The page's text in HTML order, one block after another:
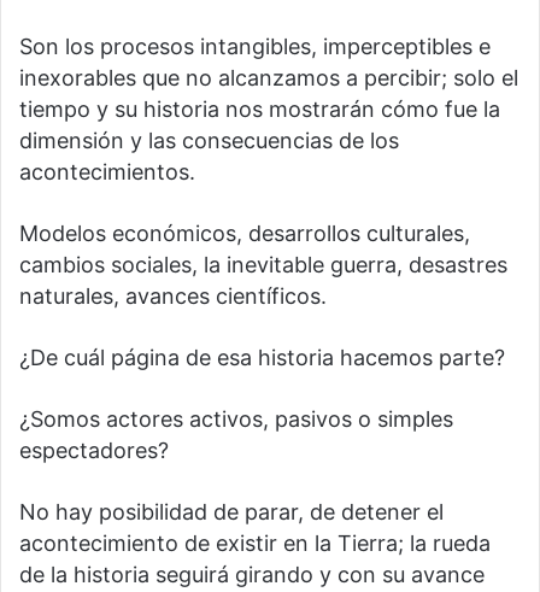
Son los procesos intangibles, imperceptibles e
inexorables que no alcanzamos a percibir; solo el
tiempo y su historia nos mostrarán cómo fue la
dimensión y las consecuencias de los
acontecimientos.
Modelos económicos, desarrollos culturales,
cambios sociales, la inevitable guerra, desastres
naturales, avances científicos.
¿De cuál página de esa historia hacemos parte?
¿Somos actores activos, pasivos o simples
espectadores?
No hay posibilidad de parar, de detener el
acontecimiento de existir en la Tierra; la rueda
de la historia seguirá girando y con su avance